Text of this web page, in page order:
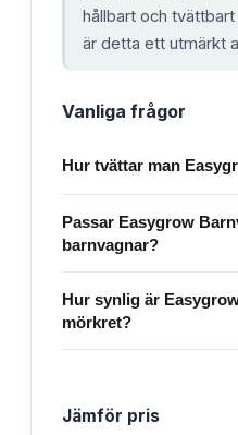
hållbart och
är detta ett utmärkt
Vanliga frågor
Hur tvättar man
Passar Easygrow
barnvagnar?
Hur synlig är
mörkret?
Jämför pris